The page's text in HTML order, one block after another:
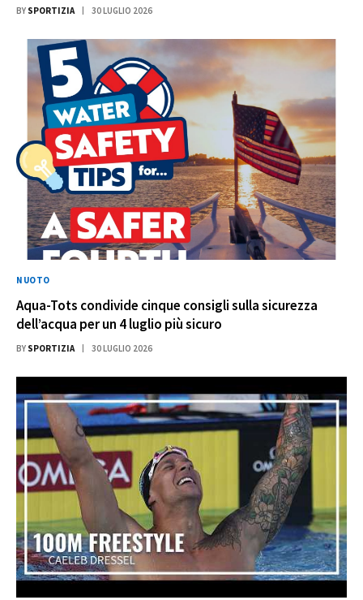
BY SPORTIZIA 30 LUGLIO 2026
NUOTO
Aqua-Tots condivide cinque consigli sulla sicurezza
dell’acqua per un 4 luglio più sicuro
BY SPORTIZIA 30 LUGLIO 2026